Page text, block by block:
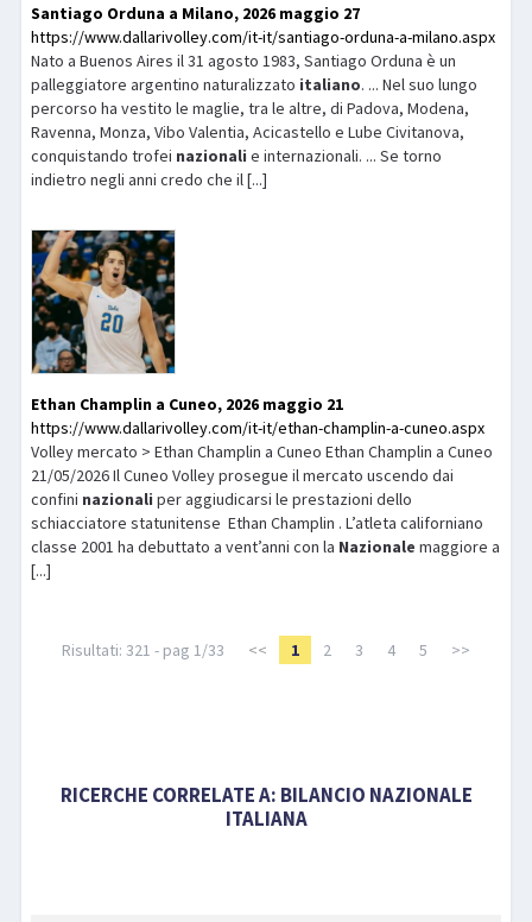
Santiago Orduna a Milano, 2026 maggio 27
https://www.dallarivolley.com/it-it/santiago-orduna-a-milano.aspx
Nato a Buenos Aires il 31 agosto 1983, Santiago Orduna è un
palleggiatore argentino naturalizzato italiano. ... Nel suo lungo
percorso ha vestito le maglie, tra le altre, di Padova, Modena,
Ravenna, Monza, Vibo Valentia, Acicastello e Lube Civitanova,
conquistando trofei nazionali e internazionali. ... Se torno
indietro negli anni credo che il [...]
Ethan Champlin a Cuneo, 2026 maggio 21
https://www.dallarivolley.com/it-it/ethan-champlin-a-cuneo.aspx
Volley mercato > Ethan Champlin a Cuneo Ethan Champlin a Cuneo
21/05/2026 Il Cuneo Volley prosegue il mercato uscendo dai
confini nazionali per aggiudicarsi le prestazioni dello
schiacciatore statunitense Ethan Champlin . L’atleta californiano
classe 2001 ha debuttato a vent’anni con la Nazionale maggiore a
[...]
Risultati: 321 - pag 1/33 << 1 2 3 4 5 >>
RICERCHE CORRELATE A: BILANCIO NAZIONALE
ITALIANA